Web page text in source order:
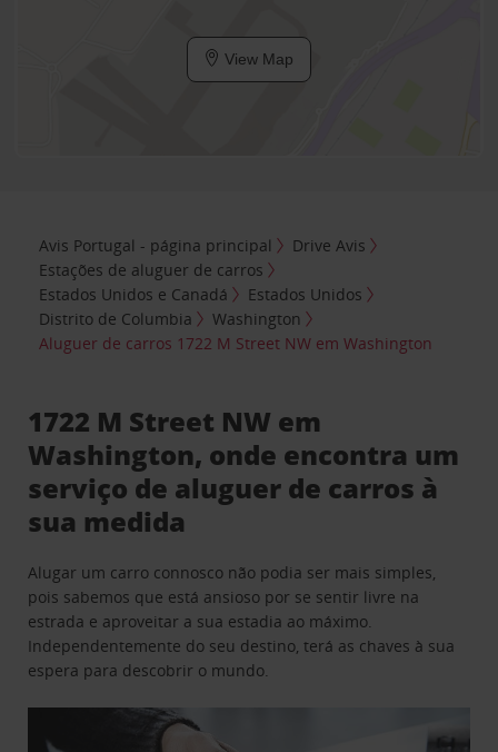
View Map
Avis Portugal - página principal
Drive Avis
Estações de aluguer de carros
Estados Unidos e Canadá
Estados Unidos
Distrito de Columbia
Washington
Aluguer de carros 1722 M Street NW em Washington
1722 M Street NW em
Washington, onde encontra um
serviço de aluguer de carros à
sua medida
Alugar um carro connosco não podia ser mais simples,
pois sabemos que está ansioso por se sentir livre na
estrada e aproveitar a sua estadia ao máximo.
Independentemente do seu destino, terá as chaves à sua
espera para descobrir o mundo.